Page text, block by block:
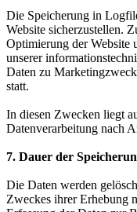
Die Speicherung in
Website sicherzustellen.
Optimierung der Website
unserer
Daten zu
statt.
In diesen Zwecken liegt
Datenverarbeitung nach
7. Dauer der
Die Daten werden
Zweckes ihrer Erhebung